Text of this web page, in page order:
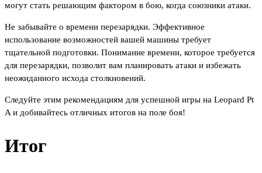
могут стать решающим фактором в бою, когда союзники атаки.
Не забывайте о времени перезарядки. Эффективное
использование возможностей вашей машины требует
тщательной подготовки. Понимание времени, которое требуется
для перезарядки, позволит вам планировать атаки и избежать
неожиданного исхода столкновений.
Следуйте этим рекомендациям для успешной игры на Leopard Pt
A и добивайтесь отличных итогов на поле боя!
Итог